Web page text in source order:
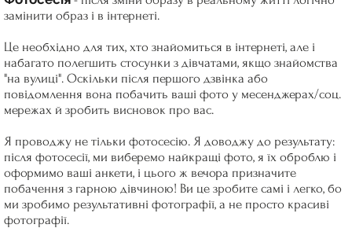
замінити образ і в інтернеті.
Це необхідно для тих, хто знайомиться в інтернеті, але і
набагато полегшить стосунки з дівчатами, якщо знайомства
"на вулиці". Оскільки після першого дзвінка або
повідомлення вона побачить ваші фото у месенджерах/соц.
мережах й зробить висновок про вас.
Я проводжу не тільки фотосесію. Я доводжу до результату:
після фотосесії, ми виберемо найкращі фото, я їх оброблю і
оформимо ваші анкети, і цього ж вечора призначите
побачення з гарною дівчиною! Ви це зробите самі і легко, бо
ми зробимо результативні фотографії, а не просто красиві
фотографії.